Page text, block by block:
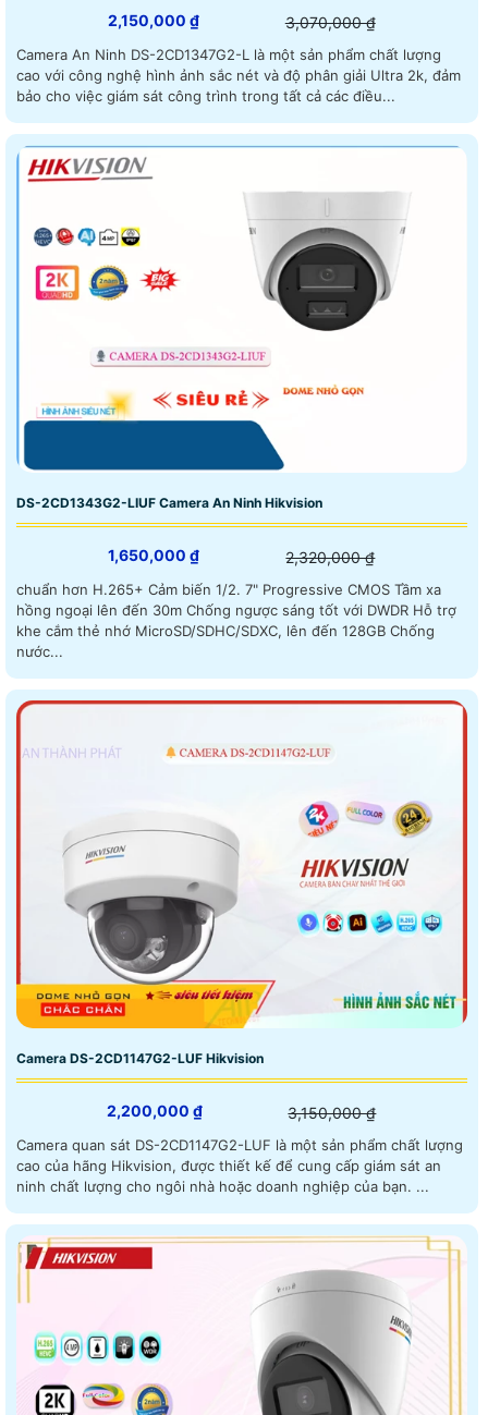
2,150,000 ₫ 3,070,000 ₫
Camera An Ninh DS-2CD1347G2-L là một sản phẩm chất lượng
cao với công nghệ hình ảnh sắc nét và độ phân giải Ultra 2k, đảm
bảo cho việc giám sát công trình trong tất cả các điều...
DS-2CD1343G2-LIUF Camera An Ninh Hikvision
1,650,000 ₫ 2,320,000 ₫
chuẩn hơn H.265+ Cảm biến 1/2. 7" Progressive CMOS Tầm xa
hồng ngoại lên đến 30m Chống ngược sáng tốt với DWDR Hỗ trợ
khe cắm thẻ nhớ MicroSD/SDHC/SDXC, lên đến 128GB Chống
nước...
Camera DS-2CD1147G2-LUF Hikvision
2,200,000 ₫ 3,150,000 ₫
Camera quan sát DS-2CD1147G2-LUF là một sản phẩm chất lượng
cao của hãng Hikvision, được thiết kế để cung cấp giám sát an
ninh chất lượng cho ngôi nhà hoặc doanh nghiệp của bạn. ...